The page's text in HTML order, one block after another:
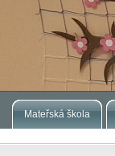
Mateřská škola